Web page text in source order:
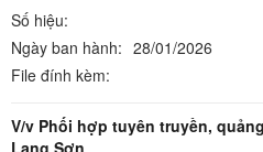
Số hiệu:
Ngày ban hành: 28/01/2026
File đính kèm:
V/v Phối hợp tuyên truyền,